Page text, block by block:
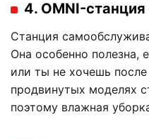
4. OMNI-
Станция
Она особенно
или ты не хочешь
продвинутых моделях
поэтому влажная